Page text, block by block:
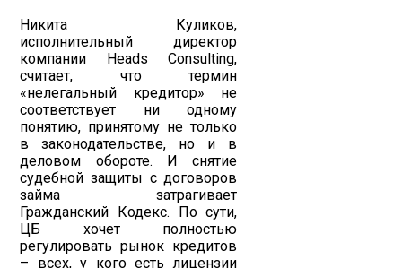
Никита Куликов,
исполнительный директор
компании Heads Consulting,
считает, что термин
«нелегальный кредитор» не
соответствует ни одному
понятию, принятому не только
в законодательстве, но и в
деловом обороте. И снятие
судебной защиты с договоров
займа затрагивает
Гражданский Кодекс. По сути,
ЦБ хочет полностью
регулировать рынок кредитов
– всех, у кого есть лицензии